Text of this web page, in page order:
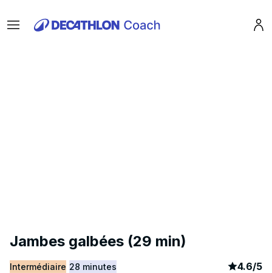
Menu
Jambes galbées (29 min)
Intermédiaire 28 minutes article
4.6/5